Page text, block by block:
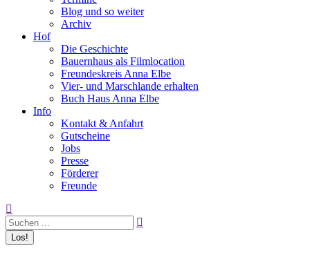
Blog und so weiter
Archiv
Hof
Die Geschichte
Bauernhaus als Filmlocation
Freundeskreis Anna Elbe
Vier- und Marschlande erhalten
Buch Haus Anna Elbe
Info
Kontakt & Anfahrt
Gutscheine
Jobs
Presse
Förderer
Freunde
Search: